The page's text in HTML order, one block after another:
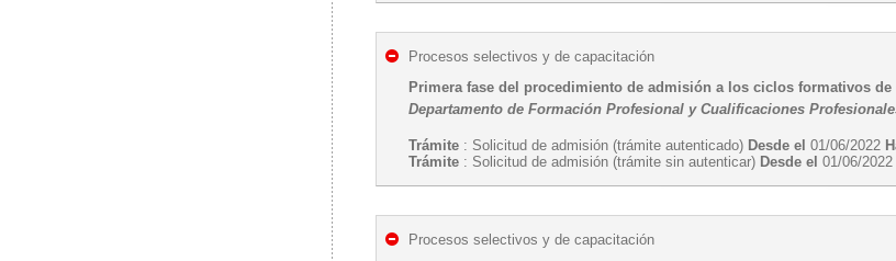
Procesos selectivos y de capacitación
Primera fase del procedimiento de admisión a los ciclos formativos de
Departamento de Formación Profesional y Cualificaciones
Trámite : Solicitud de admisión (trámite autenticado) Desde el 01/06/2022
Trámite : Solicitud de admisión (trámite sin autenticar) Desde el 01/06/2022
Procesos selectivos y de capacitación